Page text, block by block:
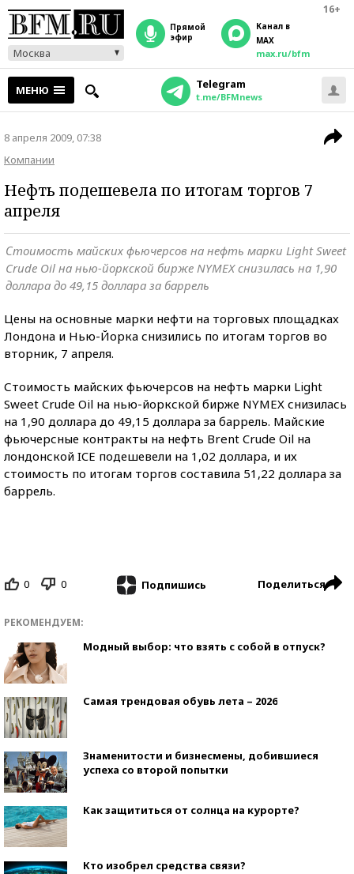
16+
Москва
прямой
эфир
Канал в
MAX
max.ru/bfm
МЕНЮ Telegram
t.me/BFMnews
8 апреля 2009, 07:38
Компании
Нефть подешевела по итогам торгов 7
апреля
Стоимость майских фьючерсов на нефть марки Light Sweet
Crude Oil на нью-йоркской бирже NYMEX снизилась на 1,90
доллара до 49,15 доллара за баррель
Цены на основные марки нефти на торговых площадках
Лондона и Нью-Йорка снизились по итогам торгов во
вторник, 7 апреля.
Стоимость майских фьючерсов на нефть марки Light
Sweet Crude Oil на нью-йоркской бирже NYMEX снизилась
на 1,90 доллара до 49,15 доллара за баррель. Майские
фьючерсные контракты на нефть Brent Crude Oil на
лондонской ICE подешевели на 1,02 доллара, и их
стоимость по итогам торгов составила 51,22 доллара за
баррель.
0 0 Подпишись Поделиться
РЕКОМЕНДУЕМ:
Модный выбор: что взять с собой в отпуск?
Самая трендовая обувь лета – 2026
Знаменитости и бизнесмены, добившиеся
успеха со второй попытки
Как защититься от солнца на курорте?
Кто изобрел средства связи?